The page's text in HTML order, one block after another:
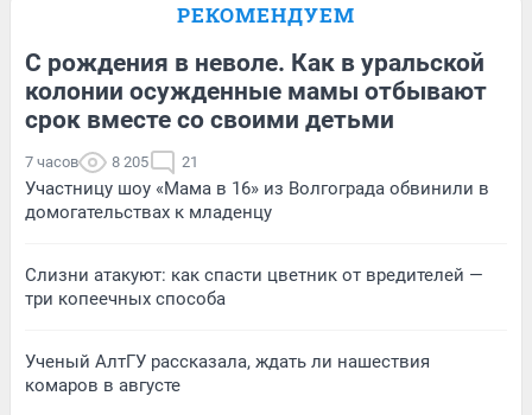
РЕКОМЕНДУЕМ
С рождения в неволе. Как в уральской
колонии осужденные мамы отбывают
срок вместе со своими детьми
7 часов 8 205 21
Участницу шоу «Мама в 16» из Волгограда обвинили в
домогательствах к младенцу
Слизни атакуют: как спасти цветник от вредителей —
три копеечных способа
Ученый АлтГУ рассказала, ждать ли нашествия
комаров в августе